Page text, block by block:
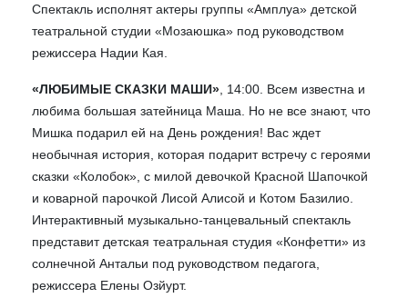
Спектакль исполнят актеры группы «Амплуа» детской
театральной студии «Мозаюшка» под руководством
режиссера Надии Кая.
«ЛЮБИМЫЕ СКАЗКИ МАШИ» , 14:00. Всем известна и
любима большая затейница Маша. Но не все знают, что
Мишка подарил ей на День рождения! Вас ждет
необычная история, которая подарит встречу с героями
сказки «Колобок», с милой девочкой Красной Шапочкой
и коварной парочкой Лисой Алисой и Котом Базилио.
Интерактивный музыкально-танцевальный спектакль
представит детская театральная студия «Конфетти» из
солнечной Антальи под руководством педагога,
режиссера Елены Озйурт.